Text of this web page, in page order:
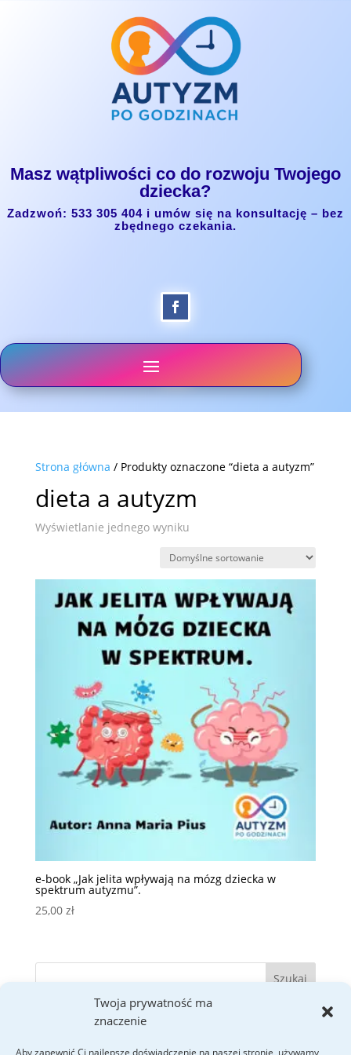
Twoja prywatność ma
znaczenie
Aby zapewnić Ci najlepsze doświadczenie na naszej stronie, używamy
Masz wątpliwości co do rozwoju Twojego
dziecka?
Zadzwoń: 533 305 404 i umów się na konsultację – bez
zbędnego czekania.
Strona główna / Produkty oznaczone “dieta a autyzm”
dieta a autyzm
Wyświetlanie jednego wyniku
e-book „Jak jelita wpływają na mózg dziecka w
spektrum autyzmu”.
25,00 zł
Ostatnie wpisy
Kim są „niewidzialne aktorki” – czyli maskowanie